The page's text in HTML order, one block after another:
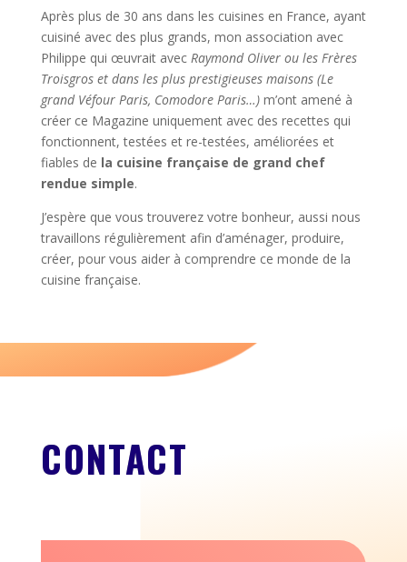
Après plus de 30 ans dans les cuisines en France, ayant
cuisiné avec des plus grands, mon association avec
Philippe qui œuvrait avec Raymond Oliver ou les Frères
Troisgros et dans les plus prestigieuses maisons (Le
grand Véfour Paris, Comodore Paris…)m’ont amené à
créer ce Magazine uniquement avec des recettes qui
fonctionnent, testées et re-testées, améliorées et
fiables de la cuisine française de grand chef
rendue simple.
J’espère que vous trouverez votre bonheur, aussi nous
travaillons régulièrement afin d’aménager, produire,
créer, pour vous aider à comprendre ce monde de la
cuisine française.
CONTACT